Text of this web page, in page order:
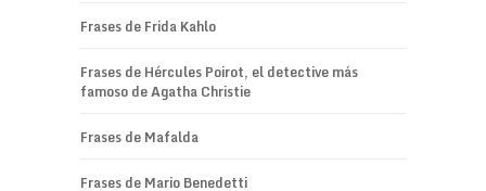
Frases de Frida Kahlo
Frases de Hércules Poirot, el detective más
famoso de Agatha Christie
Frases de Mafalda
Frases de Mario Benedetti